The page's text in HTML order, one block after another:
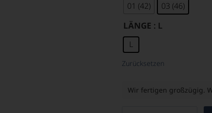
01 (42) 03 (46)
LÄNGE : L
L
Zurücksetzen
Wir fertigen großzügig.